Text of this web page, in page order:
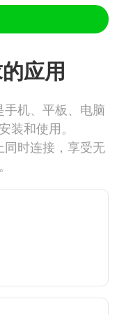
应用
机、平板、电脑
装和使用。
时连接，享受无